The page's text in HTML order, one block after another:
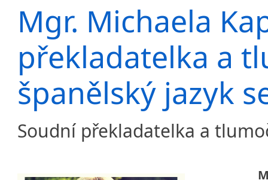
Ostrava
Olomouc
Hradec Králové
České Budějovice
malá města podle abecedy
Mgr. Michaela
překladatelka a
španělský jazyk
Soudní překladatelka a